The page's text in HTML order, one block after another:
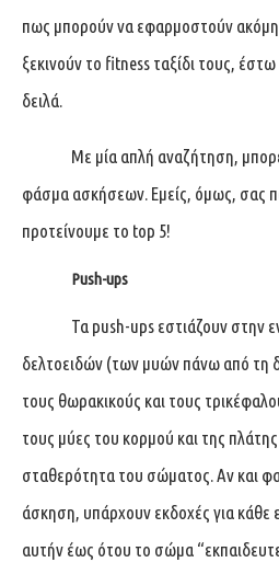
πως μπορούν να εφαρμοστούν
ξεκινούν το fitness ταξίδι τους, έστω
δειλά.
Με μία απλή αναζήτηση, μπορεί
φάσμα ασκήσεων. Εμείς, όμως, σας
προτείνουμε το top 5!
Push-ups
Τα push-ups εστιάζουν στην
δελτοειδών (των μυών πάνω από
τους θωρακικούς και τους
τους μύες του κορμού και της
σταθερότητα του σώματος. Αν και
άσκηση, υπάρχουν εκδοχές για κάθε
αυτήν έως ότου το σώμα